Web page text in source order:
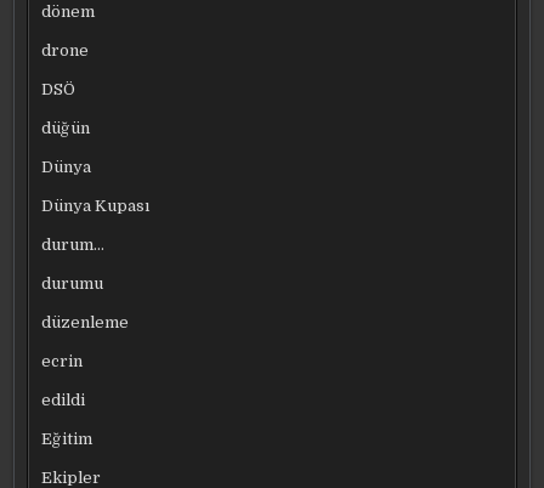
dönem
drone
DSÖ
düğün
Dünya
Dünya Kupası
durum…
durumu
düzenleme
ecrin
edildi
Eğitim
Ekipler